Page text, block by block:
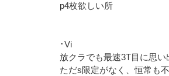
p4枚欲しい所
･Vi
放クラでも最速3T目に思い
ただs限定がなく、恒常も